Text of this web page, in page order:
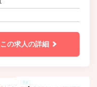
この求人の詳細